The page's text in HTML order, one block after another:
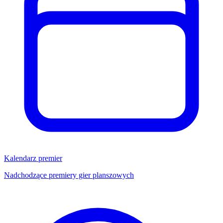
Kalendarz premier
Nadchodzące premiery gier planszowych